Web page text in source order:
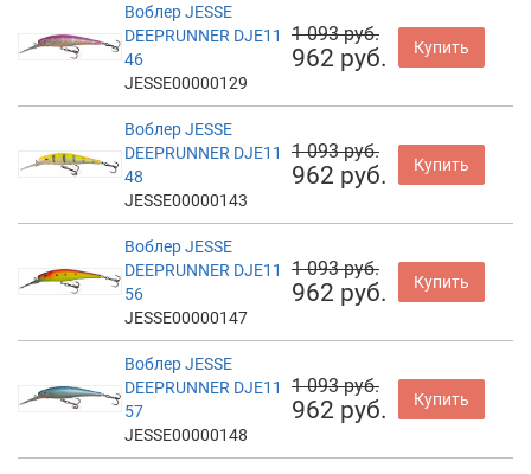
Воблер JESSE
DEEPRUNNER DJE11
46
JESSE00000129
1 093 руб.
962 руб. Купить
Воблер JESSE
DEEPRUNNER DJE11
48
JESSE00000143
1 093 руб.
962 руб. Купить
Воблер JESSE
DEEPRUNNER DJE11
56
JESSE00000147
1 093 руб.
962 руб. Купить
Воблер JESSE
DEEPRUNNER DJE11
57
JESSE00000148
1 093 руб.
962 руб. Купить